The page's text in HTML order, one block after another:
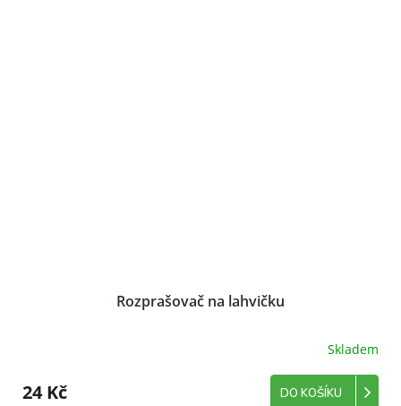
Rozprašovač na lahvičku
produktu
je
Skladem
24 Kč DO KOŠÍKU